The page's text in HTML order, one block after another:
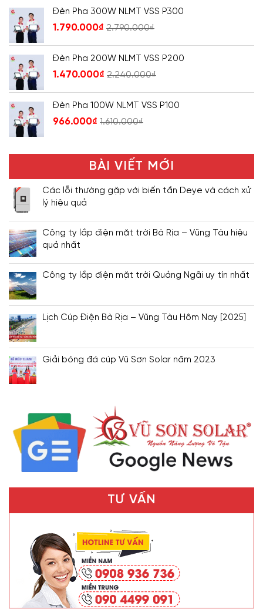
Đèn Pha 300W NLMT VSS P300
1.790.000₫ 2.790.000₫
Đèn Pha 200W NLMT VSS P200
1.470.000₫ 2.240.000₫
Đèn Pha 100W NLMT VSS P100
966.000₫ 1.610.000₫
BÀI VIẾT MỚI
Các lỗi thường gặp với biến tần Deye và cách xử
lý hiệu quả
Công ty lắp điện mặt trời Bà Rịa – Vũng Tàu hiệu
quả nhất
Công ty lắp điện mặt trời Quảng Ngãi uy tín nhất
Lịch Cúp Điện Bà Rịa – Vũng Tàu Hôm Nay [2025]
Giải bóng đá cúp Vũ Sơn Solar năm 2023
TƯ VẤN